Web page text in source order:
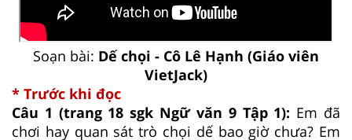
Soạn bài: Dế chọi - Cô Lê Hạnh (Giáo viên
VietJack)
* Trước khi đọc
Câu 1 (trang 18 sgk Ngữ văn 9 Tập 1): Em đã
chơi hay quan sát trò chọi dế bao giờ chưa? Em